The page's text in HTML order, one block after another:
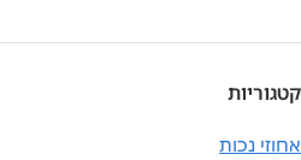
קטגוריות
אחוזי נכות